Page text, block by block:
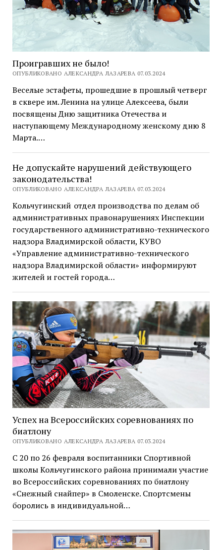
Проигравших не было!
ОПУБЛИКОВАНО АЛЕКСАНДРА ЛАЗАРЕВА 07.03.2024
Веселые эстафеты, прошедшие в прошлый четверг
в сквере им. Ленина на улице Алексеева, были
посвящены Дню защитника Отечества и
наступающему Международному женскому дню 8
Марта.…
Не допускайте нарушений действующего
законодательства!
ОПУБЛИКОВАНО АЛЕКСАНДРА ЛАЗАРЕВА 07.03.2024
Кольчугинский отдел производства по делам об
административных правонарушениях Инспекции
государственного административно-технического
надзора Владимирской области, КУВО
«Управление административно-технического
надзора Владимирской области» информируют
жителей и гостей города…
Успех на Всероссийских соревнованиях по
биатлону
ОПУБЛИКОВАНО АЛЕКСАНДРА ЛАЗАРЕВА 07.03.2024
С 20 по 26 февраля воспитанники Спортивной
школы Кольчугинского района принимали участие
во Всероссийских соревнованиях по биатлону
«Снежный снайпер» в Смоленске. Спортсмены
боролись в индивидуальной…